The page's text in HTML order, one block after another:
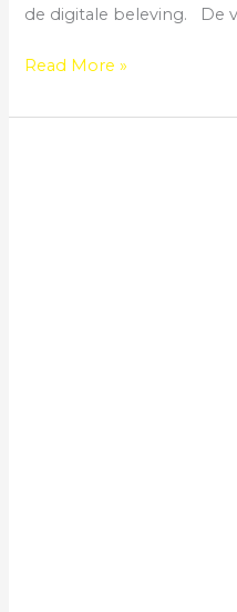
de digitale beleving. De
Read More »